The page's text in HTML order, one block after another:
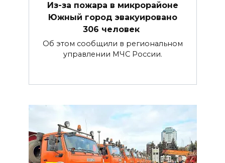
Из-за пожара в микрорайоне
Южный город эвакуировано
306 человек
Об этом сообщили в региональном
управлении МЧС России.